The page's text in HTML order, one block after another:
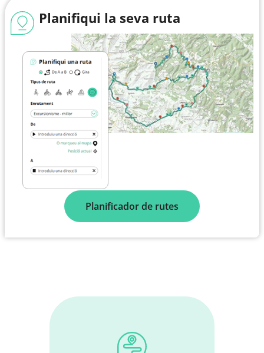
Planifiqui la seva ruta
Planificador de rutes